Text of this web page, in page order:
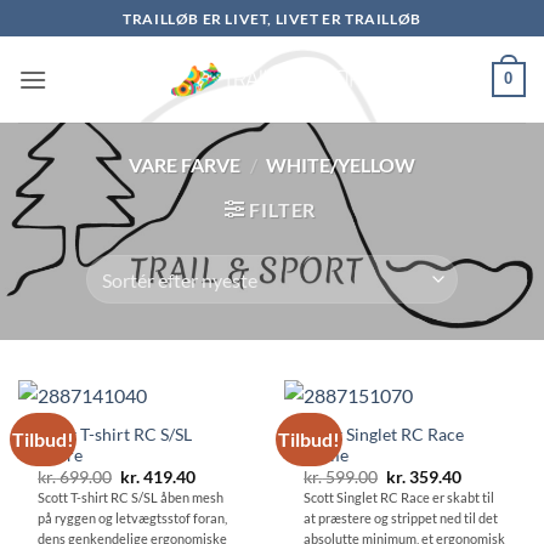
til
indhold
TRAILLØB ER LIVET, LIVET ER TRAILLØB
0
VARE FARVE / WHITE/YELLOW
FILTER
Tilbud!
Scott T-shirt RC S/SL
Herre
kr.699.00 Den
oprindelige
pris
var:
kr. 699.00.
kr.419.40Den
aktuelle
pris
er:
kr. 419.40.
Scott T-shirt RC S/SL åben mesh
på ryggen og letvægtsstof foran,
dens genkendelige ergonomiske
Tilbud!
Scott Singlet RC Race
Dame
kr.599.00 Den
oprindelige
pris
var:
kr. 599.00.
kr.359.40Den
aktuelle
pris
er:
kr. 359.40.
Scott Singlet RC Race er skabt til
at præstere og strippet ned til det
absolutte minimum, et ergonomisk